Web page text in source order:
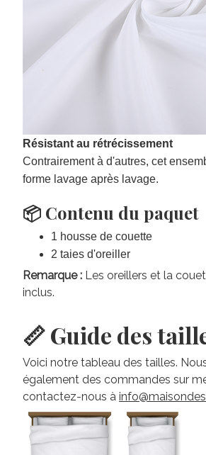
Résistant au rétrécissement
Contrairement à d'autres, cet
forme lavage après lavage.
📦 Contenu du paquet
1 housse de couette
2 taies d'oreiller
Remarque : Les oreillers et la
inclus.
📏 Guide des
Voici notre tableau des tailles.
également des commandes sur
contactez-nous à